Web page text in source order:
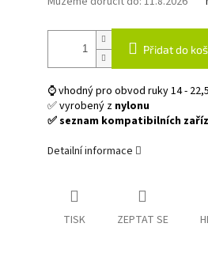
Přidat do
⌚ vhodný pro obvod ruky 14 -
✅ vyrobený z nylonu
✅ seznam kompatibilních
Detailní informace
TISK ZEPTAT SE